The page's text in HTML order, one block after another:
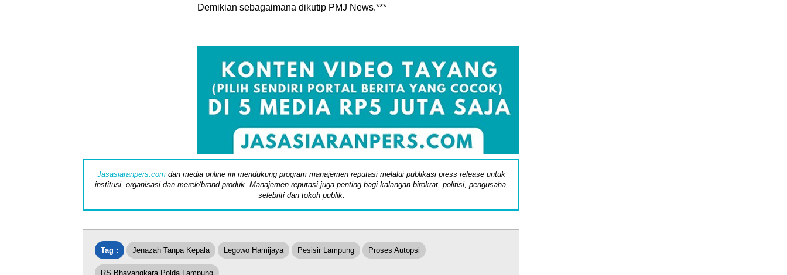
Demikian sebagaimana dikutip PMJ News.***
Jasasiaranpers.com dan media online ini mendukung program manajemen reputasi melalui publikasi press release untuk
institusi, organisasi dan merek/brand produk. Manajemen reputasi juga penting bagi kalangan birokrat, politisi, pengusaha,
selebriti dan tokoh publik.
Tag : Jenazah Tanpa Kepala Legowo Hamijaya Pesisir Lampung Proses Autopsi
RS Bhayangkara Polda Lampung